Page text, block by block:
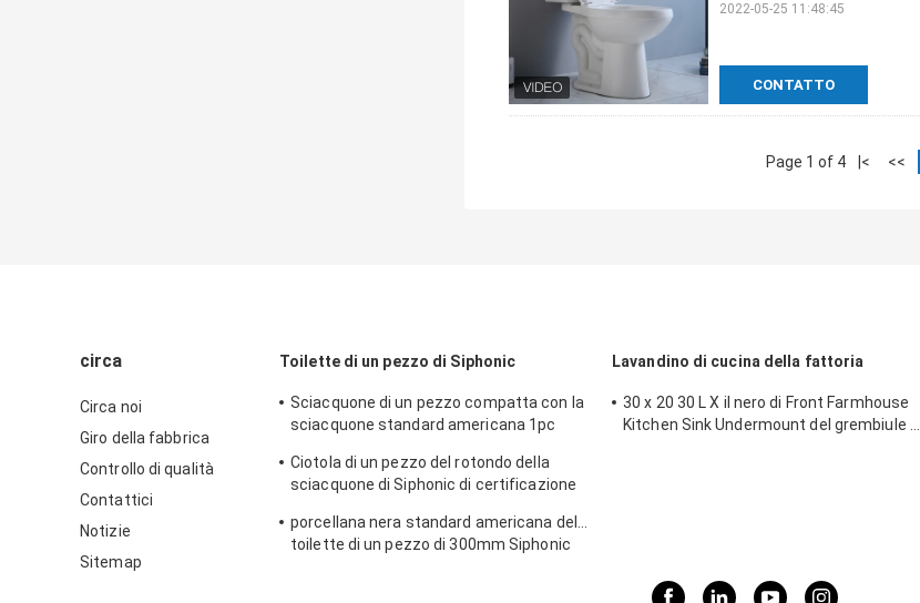
CONTATTO
2022-05-25 11:48:45
Page 1 of 4 |< <<
circa
Circa noi
Giro della fabbrica
Controllo di qualità
Contattici
Notizie
Sitemap
Toilette di un pezzo di Siphonic
Sciacquone di un pezzo compatta con la
sciacquone standard americana 1pc
Ciotola di un pezzo del rotondo della
sciacquone di Siphonic di certificazione
porcellana nera standard americana della
toilette di un pezzo di 300mm Siphonic
Lavandino di cucina della fattoria
30 x 20 30 L X il nero di Front Farmhouse
Kitchen Sink Undermount del grembiule di